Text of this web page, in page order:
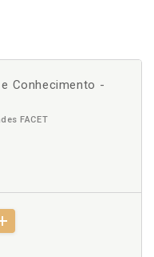
Conhecimento -
FACET